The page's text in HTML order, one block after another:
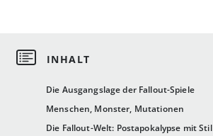
Die Ausgangslage der Fallout-Spiele
Menschen, Monster, Mutationen
Die Fallout-Welt: Postapokalypse mit Stil